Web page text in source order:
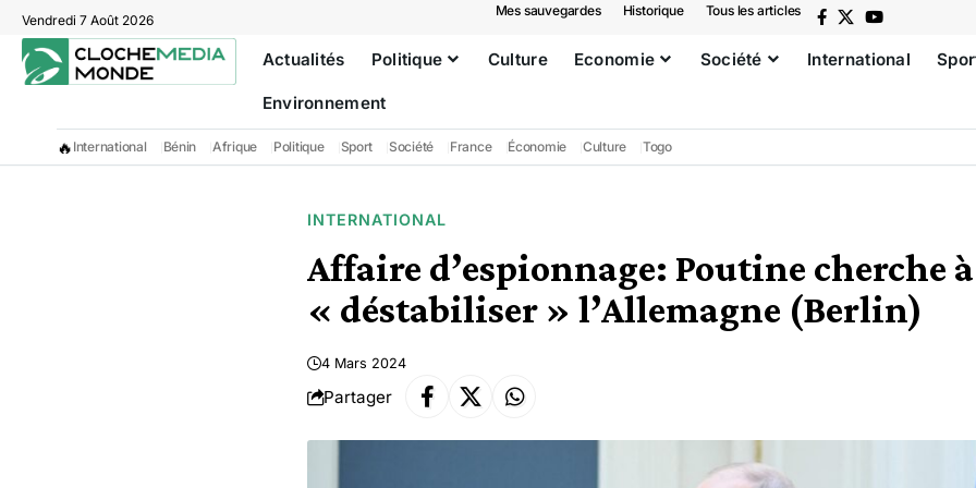
Vendredi 7 Août 2026
Mes sauvegardes Historique Tous les articles
Actualités Politique Culture Economie Société International
Environnement
🔥 International Bénin Afrique Politique Sport Société France Économie Culture Togo
INTERNATIONAL
Affaire d’espionnage: Poutine cherche à
« déstabiliser » l’Allemagne (Berlin)
4 Mars 2024
Partager